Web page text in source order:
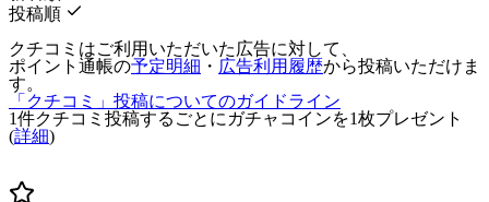
投稿順
クチコミはご利用いただいた広告に対して、
ポイント通帳の予定明細 ・ 広告利用履歴から投稿いただけま
す。
「クチコミ」投稿についてのガイドライン
1件クチコミ投稿するごとに ガチャコインを1枚プレゼント
(詳細)